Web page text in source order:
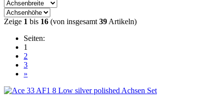
Zeige 1 bis 16 (von insgesamt 39 Artikeln)
Seiten:
1
2
3
»